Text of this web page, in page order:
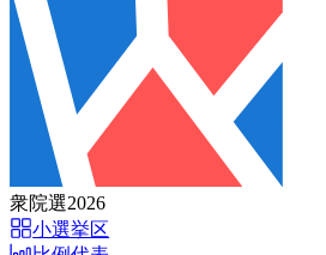
衆院選2026
小選挙区